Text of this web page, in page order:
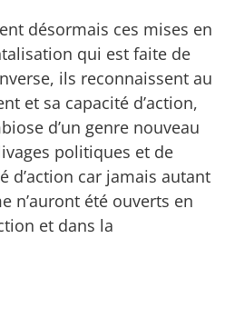
désormais ces mises en
qui est faite de
ils reconnaissent au
et sa capacité d’action,
d’un genre nouveau
politiques et de
d’action car jamais autant
n’auront été ouverts en
et dans la